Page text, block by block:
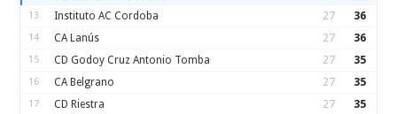
13 Instituto AC Cordoba 27 36
14 CA Lanús 27 36
15 CD Godoy Cruz Antonio Tomba 27 35
16 CA Belgrano 27 35
17 CD Riestra 27 35